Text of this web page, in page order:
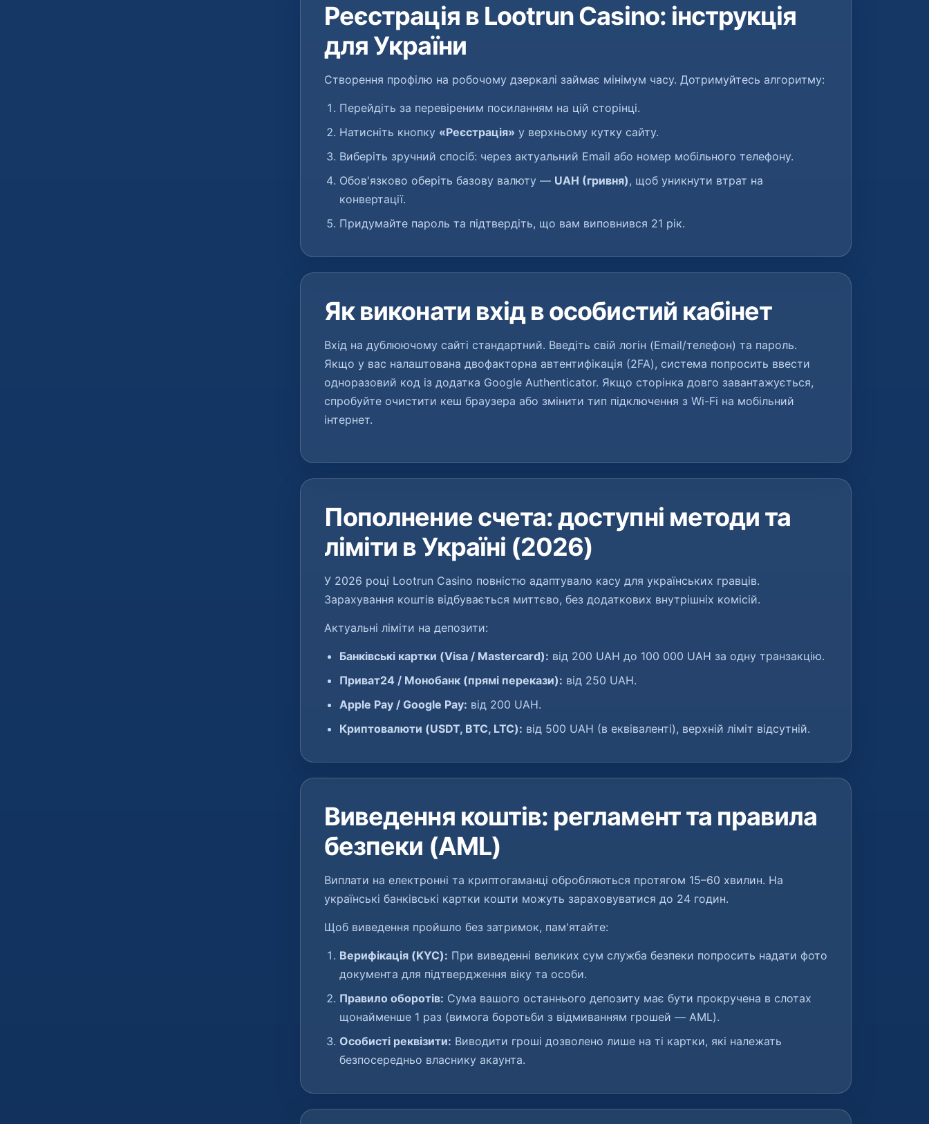
Реєстрація в Lootrun Casino: інструкція
для України
Створення профілю на робочому дзеркалі займає мінімум часу. Дотримуйтесь алгоритму:
Перейдіть за перевіреним посиланням на цій сторінці.
Натисніть кнопку «Реєстрація» у верхньому кутку сайту.
Виберіть зручний спосіб: через актуальний Email або номер мобільного телефону.
Обов'язково оберіть базову валюту — UAH (гривня), щоб уникнути втрат на
конвертації.
Придумайте пароль та підтвердіть, що вам виповнився 21 рік.
Як виконати вхід в особистий кабінет
Вхід на дублюючому сайті стандартний. Введіть свій логін (Email/телефон) та пароль.
Якщо у вас налаштована двофакторна автентифікація (2FA), система попросить ввести
одноразовий код із додатка Google Authenticator. Якщо сторінка довго завантажується,
спробуйте очистити кеш браузера або змінити тип підключення з Wi-Fi на мобільний
інтернет.
Пополнение счета: доступні методи та
ліміти в Україні (2026)
У 2026 році Lootrun Casino повністю адаптувало касу для українських гравців.
Зарахування коштів відбувається миттєво, без додаткових внутрішніх комісій.
Актуальні ліміти на депозити:
Банківські картки (Visa / Mastercard): від 200 UAH до 100 000 UAH за одну транзакцію.
Приват24 / Монобанк (прямі перекази): від 250 UAH.
Apple Pay / Google Pay: від 200 UAH.
Криптовалюти (USDT, BTC, LTC): від 500 UAH (в еквіваленті), верхній ліміт відсутній.
Виведення коштів: регламент та правила
безпеки (AML)
Виплати на електронні та криптогаманці обробляються протягом 15–60 хвилин. На
українські банківські картки кошти можуть зараховуватися до 24 годин.
Щоб виведення пройшло без затримок, пам'ятайте:
Верифікація (KYC): При виведенні великих сум служба безпеки попросить надати фото
документа для підтвердження віку та особи.
Правило оборотів: Сума вашого останнього депозиту має бути прокручена в слотах
щонайменше 1 раз (вимога боротьби з відмиванням грошей — AML).
Особисті реквізити: Виводити гроші дозволено лише на ті картки, які належать
безпосередньо власнику акаунта.